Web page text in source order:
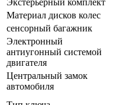
Материал дисков колес
сенсорный багажник
Электронный
антиугонный системой
двигателя
Центральный замок
автомобиля